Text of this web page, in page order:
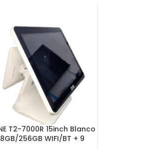
T2-7000R 15inch Blanco
256GB WIFI/BT + 9